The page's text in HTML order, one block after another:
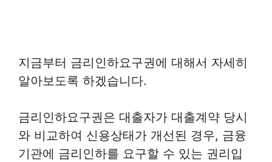
지금부터 금리인하요구권에 대해서 자세히
알아보도록 하겠습니다.
금리인하요구권은 대출자가 대출계약 당시
와 비교하여 신용상태가 개선된 경우, 금융
기관에 금리인하를 요구할 수 있는 권리입